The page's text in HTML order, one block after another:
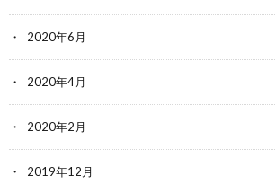
2020年6月
2020年4月
2020年2月
2019年12月